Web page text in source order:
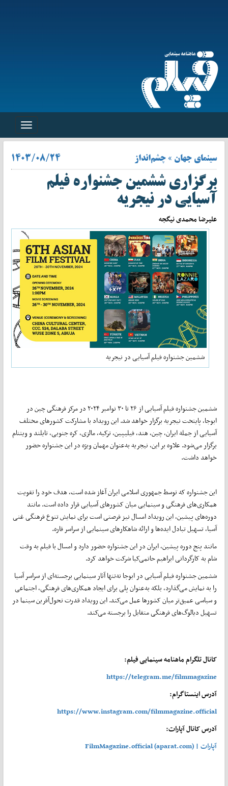
Toggle
سینمای جهان » چشم‌انداز ۱۴۰۳/۰۸/۲۴
برگزاری ششمین جشنواره فیلم
آسیایی در نیجریه
علیرضا محمدی نیگجه
ششمین جشنواره فیلم آسیایی در نیجریه
ششمین جشنواره فیلم آسیایی از ۲۶ تا ۳۰ نوامبر ۲۰۲۴ در مرکز فرهنگی چین در
ابوجا، پایتخت نیجریه برگزار خواهد شد. این رویداد با مشارکت کشورهای مختلف
آسیایی از جمله ایران، چین، هند، فیلیپین، ترکیه، مالزی، کره جنوبی، تایلند و ویتنام
برگزار می‌شود. علاوه بر این، نیجریه به‌عنوان مهمان ویژه در این جشنواره حضور
خواهد داشت.
این جشنواره که توسط جمهوری اسلامی ایران آغاز شده است، هدف خود را تقویت
همکاری‌های فرهنگی و سینمایی میان کشورهای آسیایی قرار داده است. مانند
دوره‌های پیشین، این رویداد امسال نیز فرصتی است برای نمایش تنوع فرهنگی غنی
آسیا، تسهیل تبادل ایده‌ها و ارائه شاهکارهای سینمایی از سراسر قاره.
مانند پنج دوره پیشین، ایران در این جشنواره حضور دارد و امسال با فیلم به وقت
شام به کارگردانی ابراهیم حاتمی‌کیا شرکت خواهد کرد.
ششمین جشنواره فیلم آسیایی در ابوجا نه‌تنها آثار سینمایی برجسته‌ای از سراسر آسیا
را به نمایش می‌گذارد، بلکه به‌عنوان پلی برای ایجاد همکاری‌های فرهنگی، اجتماعی
و سیاسی عمیق‌تر میان کشورها عمل می‌کند. این رویداد قدرت تحول‌آفرین سینما در
تسهیل دیالوگ‌های فرهنگی متقابل را برجسته می‌کند.
کانال تلگرام ماهنامه سینمایی فیلم:
https://telegram.me/filmmagazine
آدرس اینستاگرام:
https://www.instagram.com/filmmagazine.official
آدرس کانال آپارات:
آپارات | FilmMagazine.official (aparat.com)